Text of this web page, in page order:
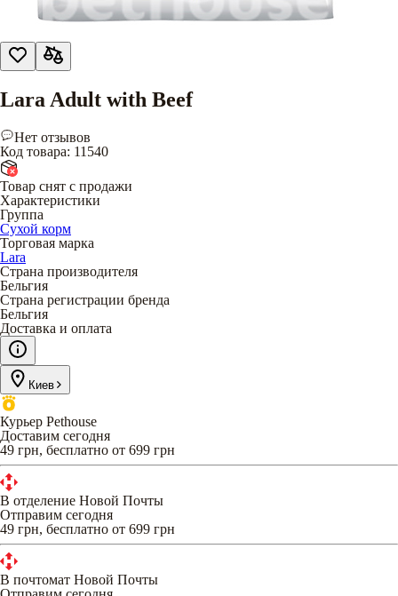
Lara Adult with Beef
Нет отзывов
Код товара: 11540
Товар снят с продажи
Характеристики
Группа
Сухой корм
Торговая марка
Lara
Страна производителя
Бельгия
Страна регистрации бренда
Бельгия
Доставка и оплата
Киев
Курьер Pethouse
Доставим сегодня
49 грн, бесплатно от 699 грн
В отделение Новой Почты
Отправим сегодня
49 грн, бесплатно от 699 грн
В почтомат Новой Почты